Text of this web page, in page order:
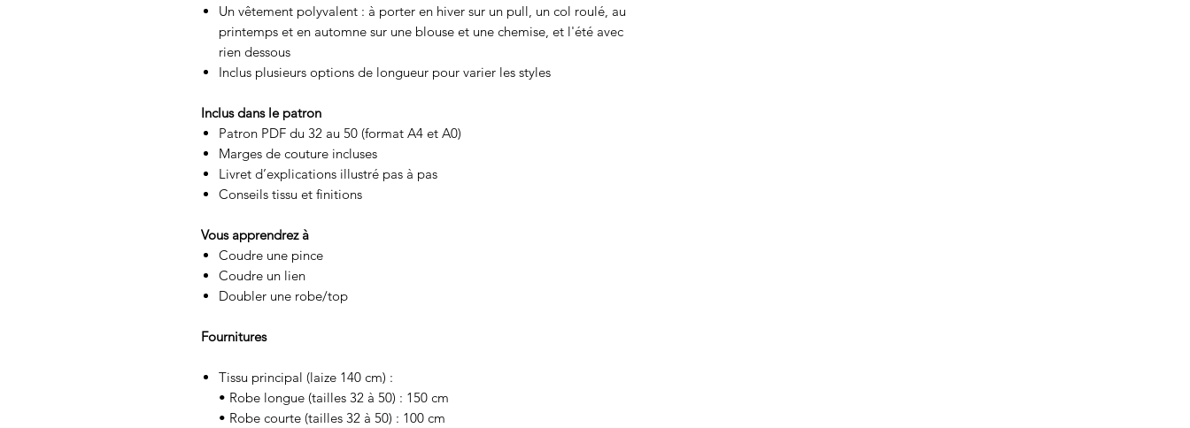
Un vêtement polyvalent : à porter en hiver sur un pull, un col roulé, au
printemps et en automne sur une blouse et une chemise, et l'été avec
rien dessous
Inclus plusieurs options de longueur pour varier les styles
Inclus dans le patron
Patron PDF du 32 au 50 (format A4 et A0)
Marges de couture incluses
Livret d’explications illustré pas à pas
Conseils tissu et finitions
Vous apprendrez à
Coudre une pince
Coudre un lien
Doubler une robe/top
Fournitures
Tissu principal (laize 140 cm) :
• Robe longue (tailles 32 à 50) : 150 cm
• Robe courte (tailles 32 à 50) : 100 cm